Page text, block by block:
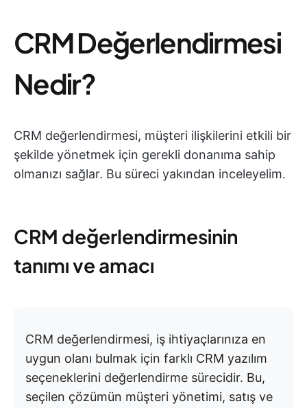
CRM Değerlendirmesi
Nedir?
CRM değerlendirmesi, müşteri ilişkilerini etkili bir
şekilde yönetmek için gerekli donanıma sahip
olmanızı sağlar. Bu süreci yakından inceleyelim.
CRM değerlendirmesinin
tanımı ve amacı
CRM değerlendirmesi, iş ihtiyaçlarınıza en
uygun olanı bulmak için farklı CRM yazılım
seçeneklerini değerlendirme sürecidir. Bu,
seçilen çözümün müşteri yönetimi, satış ve